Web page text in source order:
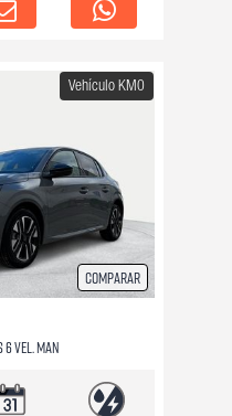
Comparar
Vehículo KM0
6 VEL. MAN